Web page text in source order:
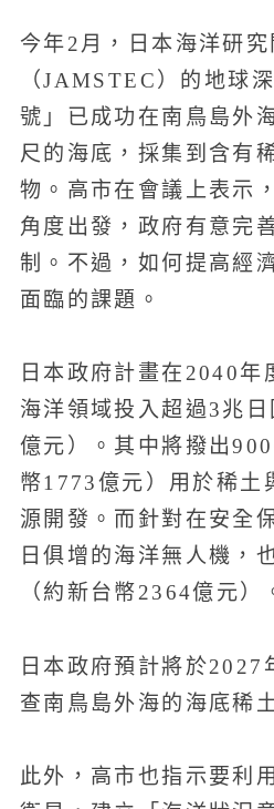
今年2月，日本海洋研究
（JAMSTEC）的地球
號」已成功在南鳥島外
尺的海底，採集到含有
物。高市在會議上表示
角度出發，政府有意完
制。不過，如何提高經
面臨的課題。
日本政府計畫在2040年
海洋領域投入超過3兆
億元）。其中將撥出
幣1773億元）用於稀土
源開發。而針對在安全
日俱增的海洋無人機，
（約新台幣2364億元）
日本政府預計將於2027
查南鳥島外海的海底稀
此外，高市也指示要利